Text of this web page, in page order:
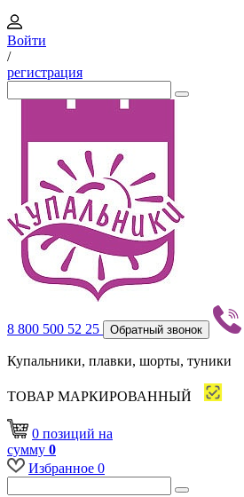
Войти
/
регистрация
8 800 500 52 25 Обратный звонок
Купальники, плавки, шорты, туники
ТОВАР МАРКИРОВАННЫЙ
0 позиций на
сумму 0
Избранное 0